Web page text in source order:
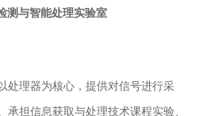
测与智能处理实验室
处理器为核心，提供对信号进行采
承担信息获取与处理技术课程实验、